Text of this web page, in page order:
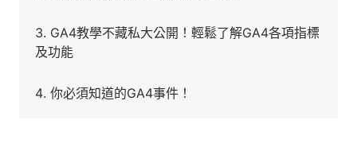
GA4教學不藏私大公開！輕鬆了解GA4各項指標
及功能
你必須知道的GA4事件！